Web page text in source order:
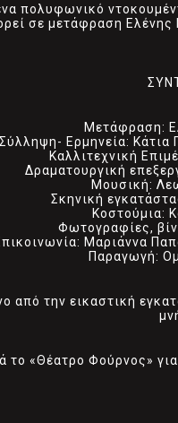
πολυφωνικό
σε μετάφραση
Μετάφραση:
Σύλληψη- Ερμηνεία: Κάτια
Kαλλιτεχνική
Δραματουργική
Μουσική:
Σκηνική
Κοστούμια:
Φωτογραφίες,
Μαριάννα
Παραγωγή:
από την εικαστική
το «Θέατρο Φούρνος»